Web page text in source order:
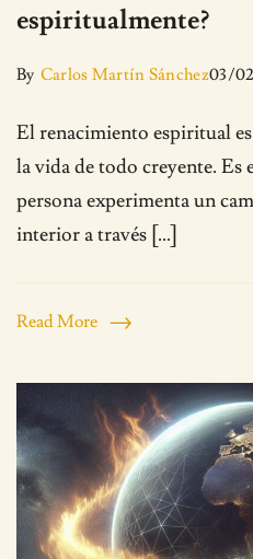
espiritualmente?
By Carlos Martín Sánchez03/
El renacimiento espiritual
la vida de todo creyente. Es
persona experimenta un
interior a través […]
Read More